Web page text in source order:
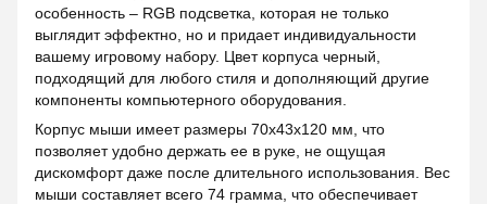
особенность – RGB подсветка, которая не только
выглядит эффектно, но и придает индивидуальности
вашему игровому набору. Цвет корпуса черный,
подходящий для любого стиля и дополняющий другие
компоненты компьютерного оборудования.
Корпус мыши имеет размеры 70x43x120 мм, что
позволяет удобно держать ее в руке, не ощущая
дискомфорт даже после длительного использования. Вес
мыши составляет всего 74 грамма, что обеспечивает